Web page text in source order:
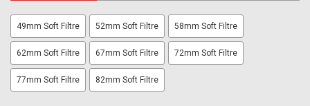
49mm Soft Filtre 52mm Soft Filtre 58mm Soft Filtre
62mm Soft Filtre 67mm Soft Filtre 72mm Soft Filtre
77mm Soft Filtre 82mm Soft Filtre